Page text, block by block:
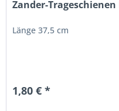
Zander-
Länge 37,5 cm
1,80 € *